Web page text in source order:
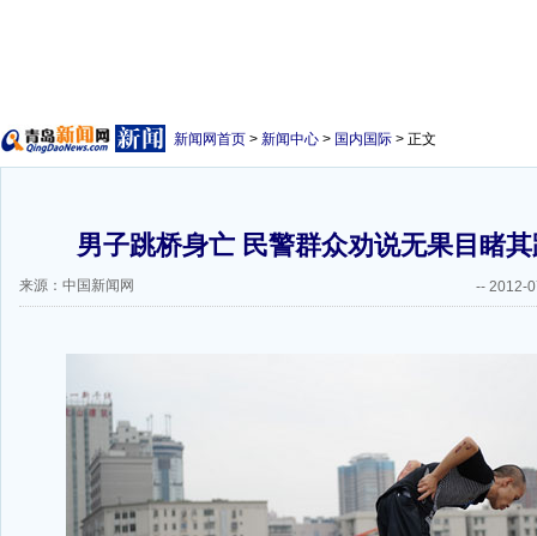
新闻网首页 > 新闻中心 > 国内国际 > 正文
男子跳桥身亡 民警群众劝说无果目睹
来源：中国新闻网 -- 2012-